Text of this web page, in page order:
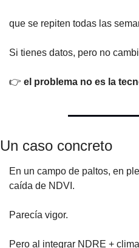
que se repiten todas las
Si tienes datos, pero no
👉 el problema no es la
Un caso concreto
En un campo de paltos, en
caída de NDVI.
Parecía vigor.
Pero al integrar NDRE +